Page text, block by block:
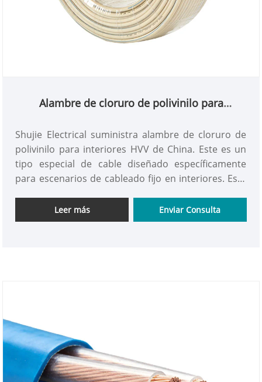
Alambre de cloruro de polivinilo para
Shujie Electrical suministra alambre de cloruro de
polivinilo para interiores HVV de China. Este es un
tipo especial de cable diseñado específicamente
para escenarios de cableado fijo en interiores. Está
las normas de seguridad eléctrica para interiores y
solo es adecuado para ambientes interiores. Es un
Leer más Enviar Consulta